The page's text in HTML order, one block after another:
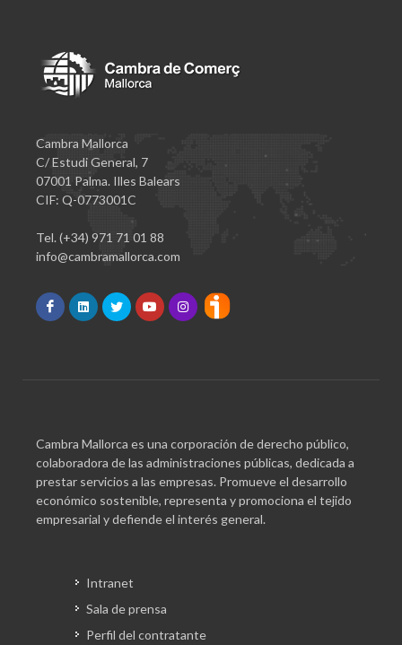
Cambra Mallorca
C/ Estudi General, 7
07001 Palma. Illes Balears
CIF: Q-0773001C
Tel. (+34) 971 71 01 88
info@cambramallorca.com
Cambra Mallorca es una corporación de derecho público,
colaboradora de las administraciones públicas, dedicada a
prestar servicios a las empresas. Promueve el desarrollo
económico sostenible, representa y promociona el tejido
empresarial y defiende el interés general.
Intranet
Sala de prensa
Perfil del contratante